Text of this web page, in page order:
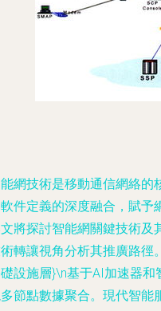
網技術是移動通信網絡的
件定義的深度融合，賦予
將探討智能網關鍵技術及
轉讓視角分析其推廣路
設施層}\n基于AI加速器
節點數據聚合。現代智能